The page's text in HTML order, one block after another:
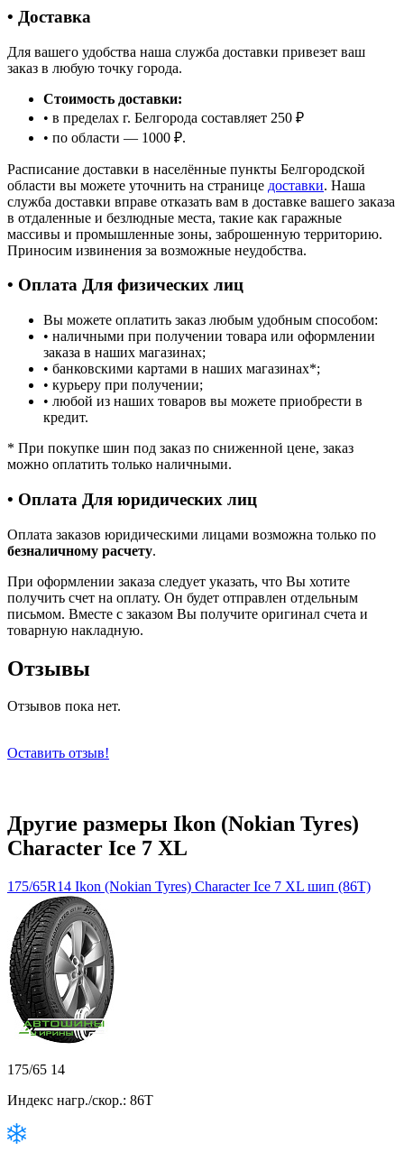
• Доставка
Для вашего удобства наша служба доставки привезет ваш
заказ в любую точку города.
Стоимость доставки:
• в пределах г. Белгорода составляет 250 ₽
• по области — 1000 ₽.
Расписание доставки в населённые пункты Белгородской
области вы можете уточнить на странице доставки. Наша
служба доставки вправе отказать вам в доставке вашего заказа
в отдаленные и безлюдные места, такие как гаражные
массивы и промышленные зоны, заброшенную территорию.
Приносим извинения за возможные неудобства.
• Оплата Для физических лиц
Вы можете оплатить заказ любым удобным способом:
• наличными при получении товара или оформлении
заказа в наших магазинах;
• банковскими картами в наших магазинах*;
• курьеру при получении;
• любой из наших товаров вы можете приобрести в
кредит.
* При покупке шин под заказ по сниженной цене, заказ
можно оплатить только наличными.
• Оплата Для юридических лиц
Оплата заказов юридическими лицами возможна только по
безналичному расчету.
При оформлении заказа следует указать, что Вы хотите
получить счет на оплату. Он будет отправлен отдельным
письмом. Вместе с заказом Вы получите оригинал счета и
товарную накладную.
Отзывы
Отзывов пока нет.
Оставить отзыв!
Другие размеры Ikon (Nokian Tyres)
Character Ice 7 XL
175/65R14 Ikon (Nokian Tyres) Character Ice 7 XL шип (86T)
175/65 14
Индекс нагр./скор.: 86T